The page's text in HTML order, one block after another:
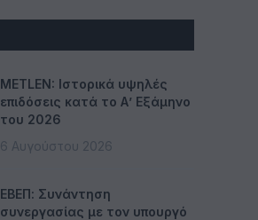
METLEN: Ιστορικά υψηλές
επιδόσεις κατά το Α’ Εξάμηνο
του 2026
6 Αυγούστου 2026
ΕΒΕΠ: Συνάντηση
συνεργασίας με τον υπουργό